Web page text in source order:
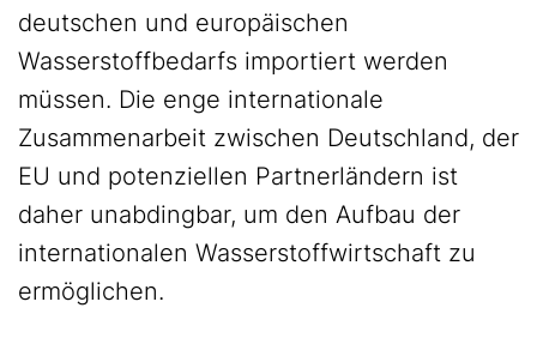
deutschen und europäischen
Wasserstoffbedarfs importiert werden
müssen. Die enge internationale
Zusammenarbeit zwischen Deutschland, der
EU und potenziellen Partnerländern ist
daher unabdingbar, um den Aufbau der
internationalen Wasserstoffwirtschaft zu
ermöglichen.